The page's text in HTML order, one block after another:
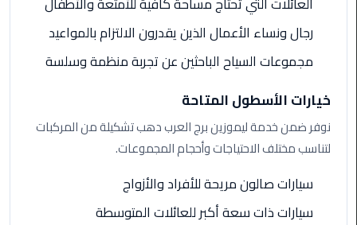
ليموزين
المطار
الخط
ليموزين
مطار
العلمين
ليموزين
توصيل
رجال ونساء الأعمال الذين يقدرون الالتزام بالمواعيد
مجموعات السياح الباحثين عن تجربة منظمة وسلسة
خيارات الأسطول المتاحة
نوفر ضمن خدمة ليموزين برج العرب دهب تشكيلة من المركبات
لتناسب مختلف الاحتياجات وأحجام المجموعات.
سيارات صالون مريحة للأفراد والأزواج
سيارات ذات سعة أكبر للعائلات المتوسطة